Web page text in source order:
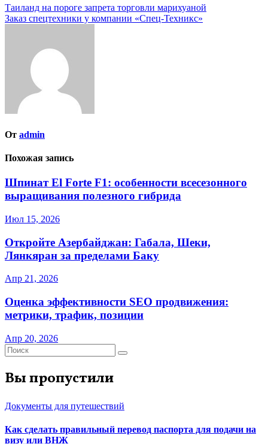
Навигация
по
Таиланд на пороге запрета торговли марихуаной
Заказ спецтехники у компании «Спец-Техникс»
От admin
Похожая запись
Шпинат El Forte F1: особенности всесезонного
выращивания полезного гибрида
Июл 15, 2026
Откройте Азербайджан: Габала, Шеки,
Лянкяран за пределами Баку
Апр 21, 2026
Оценка эффективности SEO продвижения:
метрики, трафик, позиции
Апр 20, 2026
Вы пропустили
Документы для путешествий
Как сделать правильный перевод паспорта для подачи на
визу или ВНЖ